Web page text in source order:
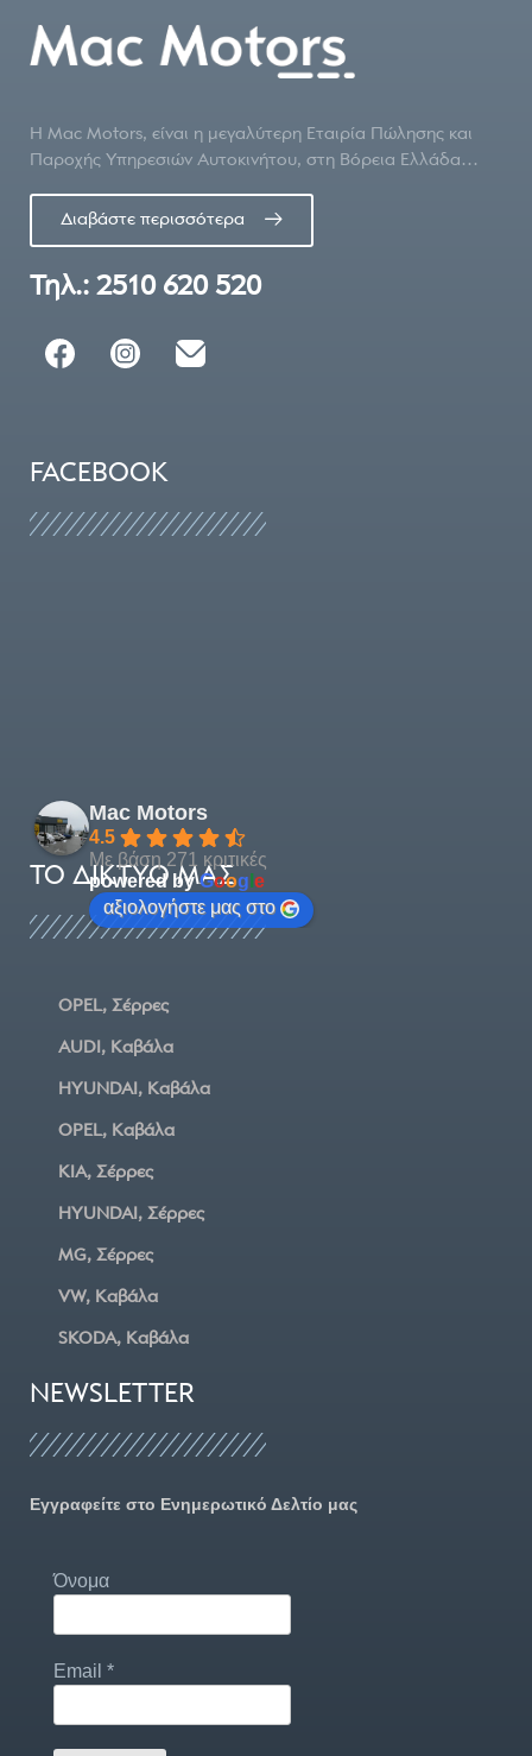
Η Mac Motors, είναι η μεγαλύτερη Εταιρία Πώλησης και
Παροχής Υπηρεσιών Αυτοκινήτου, στη Βόρεια Ελλάδα…
Διαβάστε περισσότερα
Τηλ.: 2510 620 520
NEWSLETTER
Εγγραφείτε στο Ενημερωτικό Δελτίο μας
Όνομα
Email *
ΤΟ ΔΊΚΤΥΌ ΜΑΣ
OPEL, Σέρρες
AUDI, Καβάλα
HYUNDAI, Καβάλα
OPEL, Καβάλα
KIA, Σέρρες
HYUNDAI, Σέρρες
MG, Σέρρες
VW, Καβάλα
SKODA, Καβάλα
FACEBOOK
Mac Motors
4.5
Με βάση 271 κριτικές
powered byGoog e
αξιολογήστε μας στο